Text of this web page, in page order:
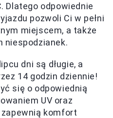
Dlatego odpowiednie
pozwoli Ci w pełni
miejscem, a także
niespodzianek.
dni są długie, a
14 godzin dziennie!
się o odpowiednią
UV oraz
komfort